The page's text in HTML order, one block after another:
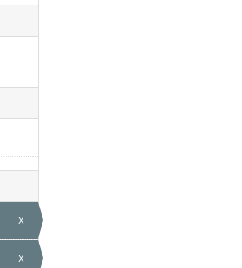
x
x